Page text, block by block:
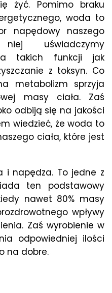
żyć. Pomimo braku
woda to
napędowy naszego
uświadczymy
takich funkcji jak
z toksyn. Co
metabolizm sprzyja
masy ciała. Zaś
odbiją się na jakości
wiedzieć, że woda to
ciała, które jest
i napędza. To jedne z
ten podstawowy
nawet 80% masy
wpływy
Zaś wyrobienie w
odpowiedniej ilości
na dobre.